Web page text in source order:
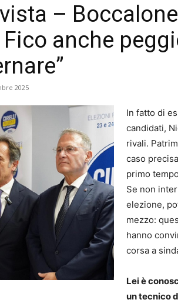
–
anche
2025
In fatto di
candidati,
rivali.
caso
primo
Se non
elezione,
mezzo:
hanno
corsa a
Lei è
un tecnico